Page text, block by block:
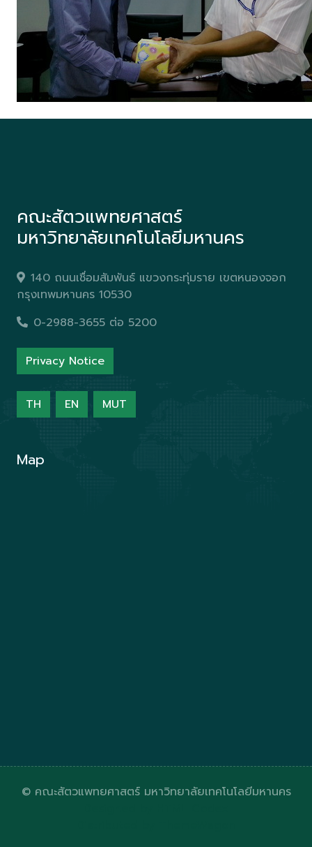
คณะสัตวแพทยศาสตร์
มหาวิทยาลัยเทคโนโลยีมหานคร
140 ถนนเชื่อมสัมพันธ์ แขวงกระทุ่มราย เขตหนองจอก
กรุงเทพมหานคร 10530
0-2988-3655 ต่อ 5200
Privacy Notice
TH EN MUT
Map
© คณะสัตวแพทยศาสตร์ มหาวิทยาลัยเทคโนโลยีมหานคร